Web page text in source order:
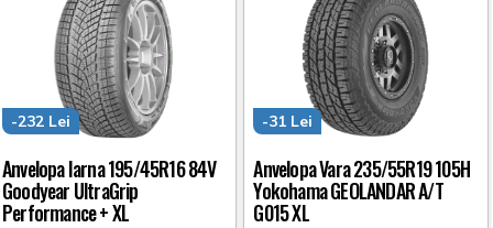
Anvelopa Iarna 195/45R16 84V
Goodyear UltraGrip
Performance + XL
-232 Lei
Anvelopa Vara 235/55R19 105H
Yokohama GEOLANDAR A/T
G015 XL
-31 Lei